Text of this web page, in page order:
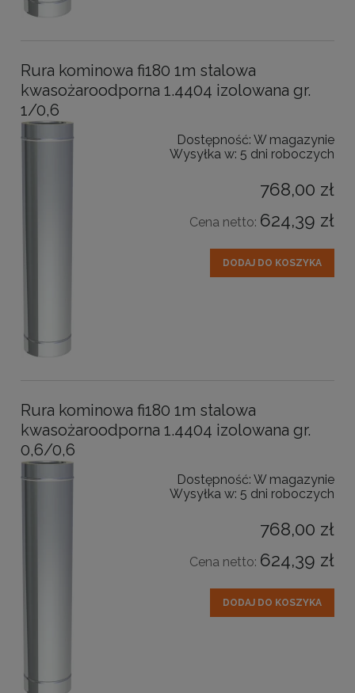
Rura kominowa fi180 1m stalowa
kwasożaroodporna 1.4404 izolowana gr.
1/0,6
Dostępność: W magazynie
Wysyłka w: 5 dni roboczych
768,00 zł
Cena netto: 624,39 zł
DODAJ DO KOSZYKA
Rura kominowa fi180 1m stalowa
kwasożaroodporna 1.4404 izolowana gr.
0,6/0,6
Dostępność: W magazynie
Wysyłka w: 5 dni roboczych
768,00 zł
Cena netto: 624,39 zł
DODAJ DO KOSZYKA